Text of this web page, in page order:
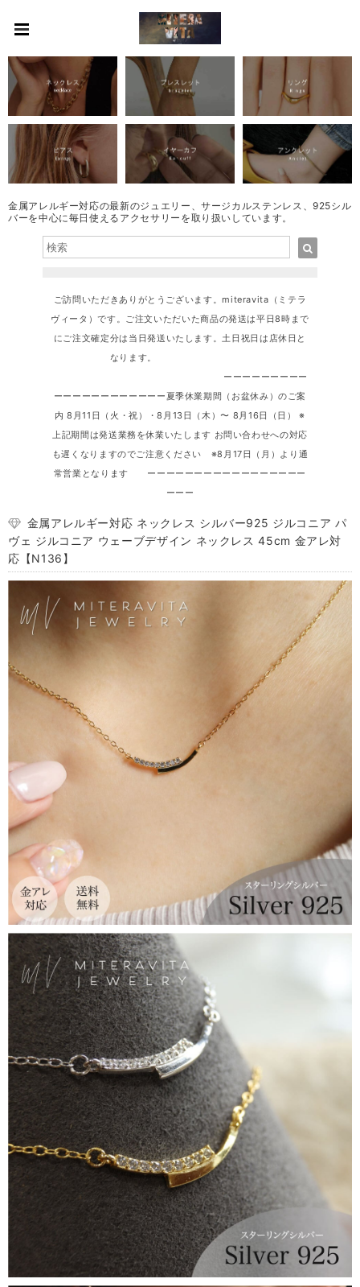
金属アレルギー対応の最新のジュエリー、サージカルステンレス、925シル
バーを中心に毎日使えるアクセサリーを取り扱いしています。
ご訪問いただきありがとうございます。miteravita（ミテラ
ヴィータ）です。ご注文いただいた商品の発送は平日8時まで
にご注文確定分は当日発送いたします。土日祝日は店休日と
なります。
ーーーーーーーーー
ーーーーーーーーーーーー夏季休業期間（お盆休み）のご案
内 8月11日（火・祝）・8月13日（木）〜 8月16日（日） ※
上記期間は発送業務を休業いたします お問い合わせへの対応
も遅くなりますのでご注意ください ※8月17日（月）より通
常営業となります ーーーーーーーーーーーーーーーーー
ーーー
金属アレルギー対応 ネックレス シルバー925 ジルコニア パ
ヴェ ジルコニア ウェーブデザイン ネックレス 45cm 金アレ対
応【N136】